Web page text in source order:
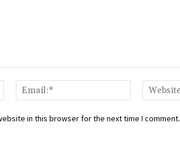
Name:*
Email:*
in this browser for the next time I comment.